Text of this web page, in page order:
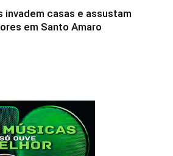
invadem casas e assustam
em Santo Amaro